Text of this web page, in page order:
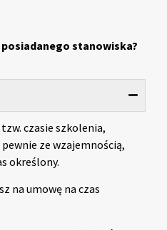
stanowiska?
czasie szkolenia,
ze wzajemnością,
określony.
na umowę na czas